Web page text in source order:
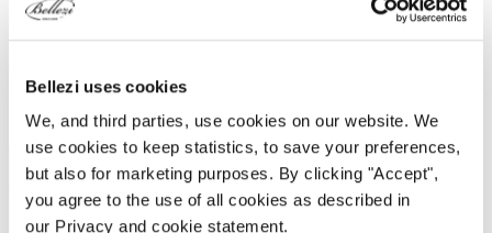
Bellezi uses cookies
We, and third parties, use cookies on our website. We
use cookies to keep statistics, to save your preferences,
but also for marketing purposes. By clicking "Accept",
you agree to the use of all cookies as described in
our Privacy and cookie statement.